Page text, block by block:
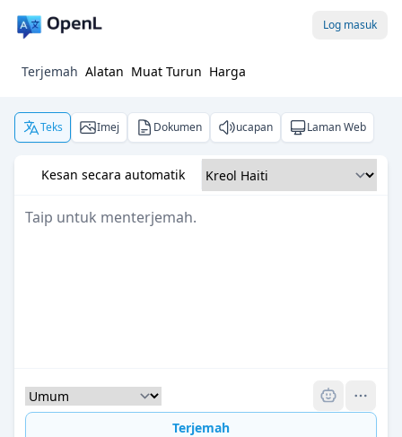
Log masuk
Terjemah Alatan Muat Turun Harga
Teks Imej Dokumen ucapan Laman Web
Kesan secara automatik
Terjemah